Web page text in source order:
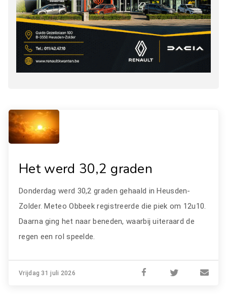
Het werd 30,2 graden
Donderdag werd 30,2 graden gehaald in Heusden-
Zolder. Meteo Obbeek registreerde die piek om 12u10.
Daarna ging het naar beneden, waarbij uiteraard de
regen een rol speelde.
Vrijdag 31 juli 2026